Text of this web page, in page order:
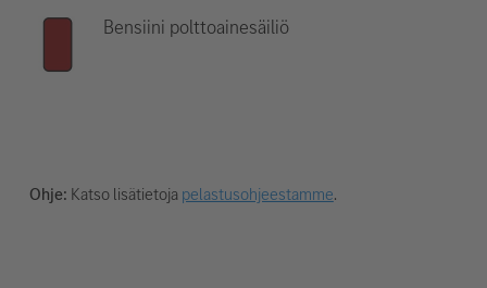
Bensiini polttoainesäiliö
Ohje: Katso lisätietojapelastusohjeestamme.